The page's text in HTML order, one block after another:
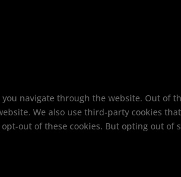
navigate through the website. Out of
We also use third-party cookies
out of these cookies. But opting out